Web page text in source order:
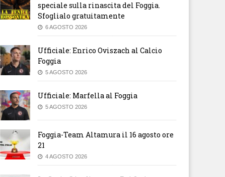
speciale sulla rinascita del Foggia.
Sfoglialo gratuitamente
6 AGOSTO 2026
Ufficiale: Enrico Oviszach al Calcio
Foggia
5 AGOSTO 2026
Ufficiale: Marfella al Foggia
5 AGOSTO 2026
Foggia-Team Altamura il 16 agosto ore
21
4 AGOSTO 2026